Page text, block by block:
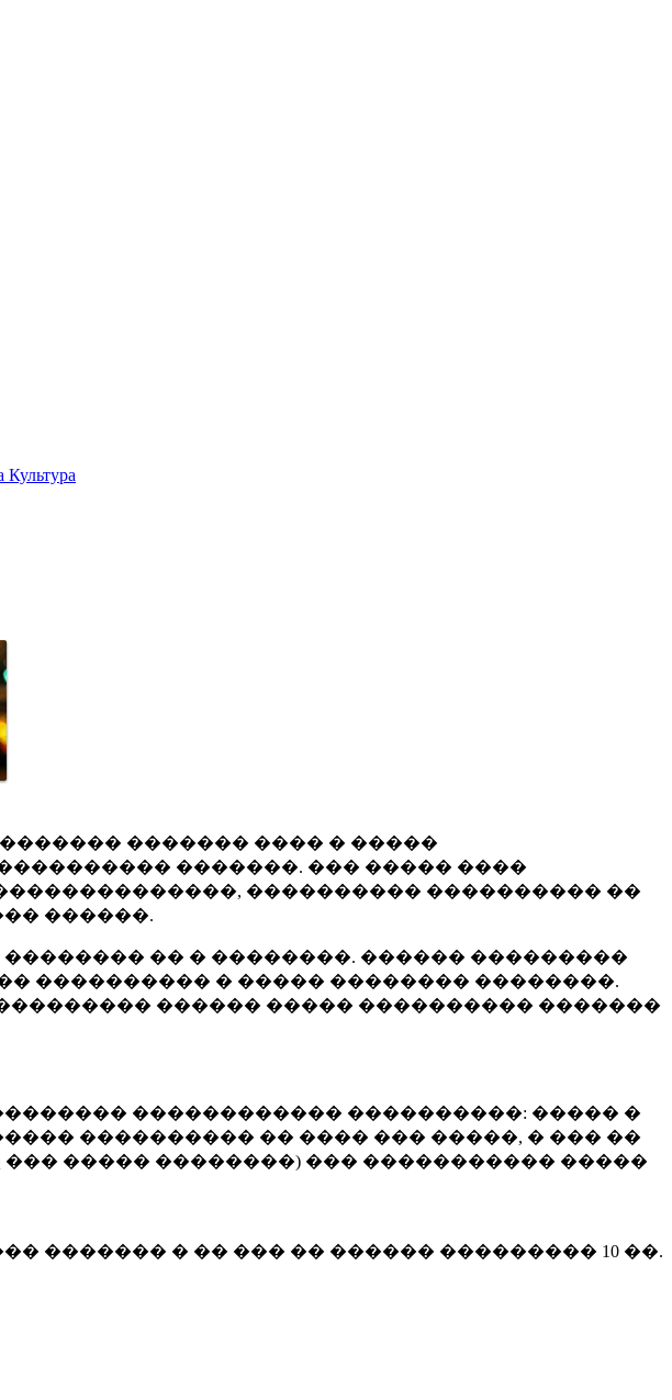
Культура
������� ���� � �����
�������. ��� ����� ����
���������� ���������� ��
������.
�� � ��������. ������ ���������
���������� � ����� �������� ��������.
������ ����� ���������� �������
������������ ����������: ����� �
���������� �� ���� ��� �����, � ��� ��
��� ����� ��������) ��� ����������� �����
������� � �� ��� �� ������ ��������� 10 ��.